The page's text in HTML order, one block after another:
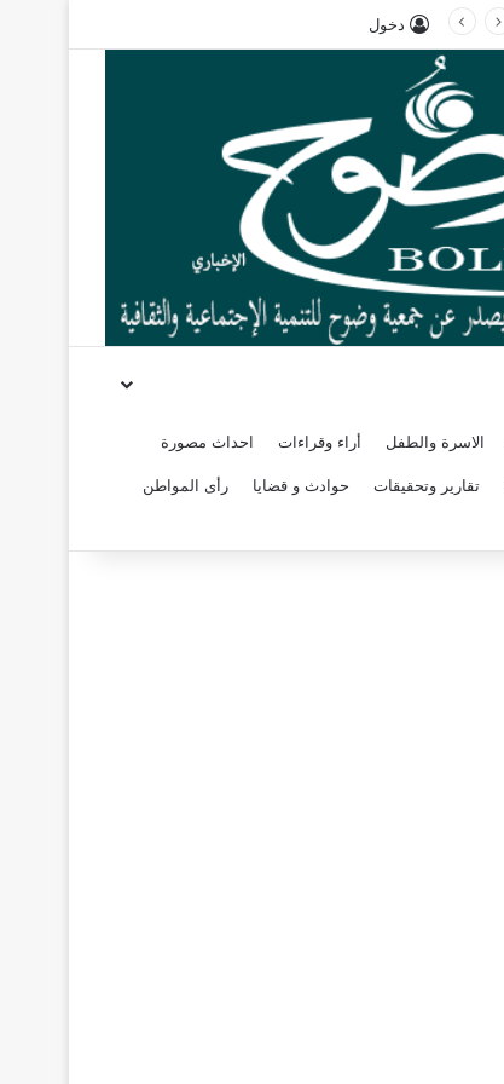
دخول
الاسرة والطفل أراء وقراءات احداث مصورة
تقارير وتحقيقات حوادث و قضايا رأى المواطن